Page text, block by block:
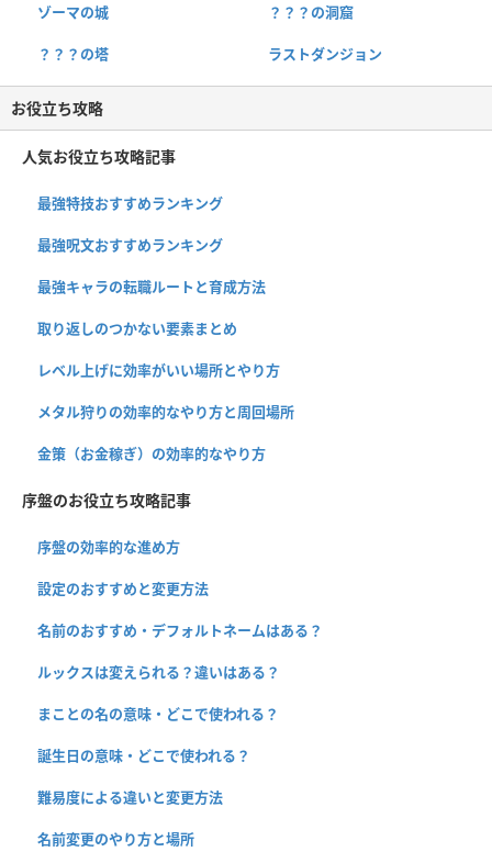
ゾーマの城 ？？？の洞窟
？？？の塔 ラストダンジョン
お役立ち攻略
人気お役立ち攻略記事
最強特技おすすめランキング
最強呪文おすすめランキング
最強キャラの転職ルートと育成方法
取り返しのつかない要素まとめ
レベル上げに効率がいい場所とやり方
メタル狩りの効率的なやり方と周回場所
金策（お金稼ぎ）の効率的なやり方
序盤のお役立ち攻略記事
序盤の効率的な進め方
設定のおすすめと変更方法
名前のおすすめ・デフォルトネームはある？
ルックスは変えられる？違いはある？
まことの名の意味・どこで使われる？
誕生日の意味・どこで使われる？
難易度による違いと変更方法
名前変更のやり方と場所